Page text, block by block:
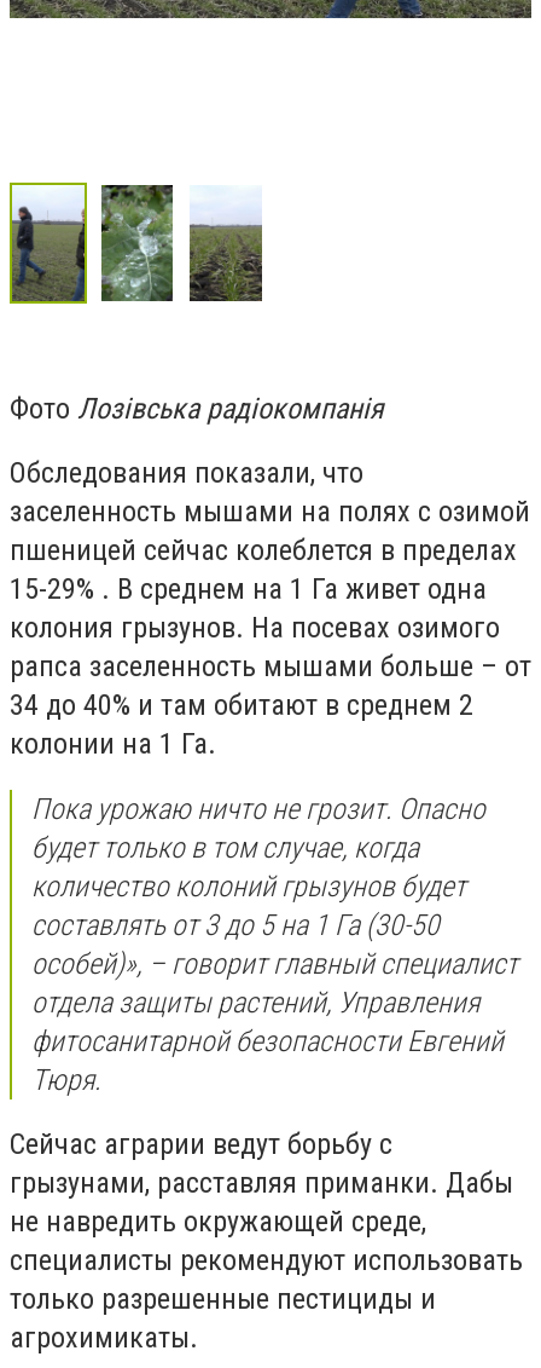
Фото Лозівська радіокомпанія
Обследования показали, что
заселенность мышами на полях с озимой
пшеницей сейчас колеблется в пределах
15-29% . В среднем на 1 Га живет одна
колония грызунов. На посевах озимого
рапса заселенность мышами больше – от
34 до 40% и там обитают в среднем 2
колонии на 1 Га.
Пока урожаю ничто не грозит. Опасно
будет только в том случае, когда
количество колоний грызунов будет
составлять от 3 до 5 на 1 Га (30-50
особей)», – говорит главный специалист
отдела защиты растений, Управления
фитосанитарной безопасности Евгений
Тюря.
Сейчас аграрии ведут борьбу с
грызунами, расставляя приманки. Дабы
не навредить окружающей среде,
специалисты рекомендуют использовать
только разрешенные пестициды и
агрохимикаты.